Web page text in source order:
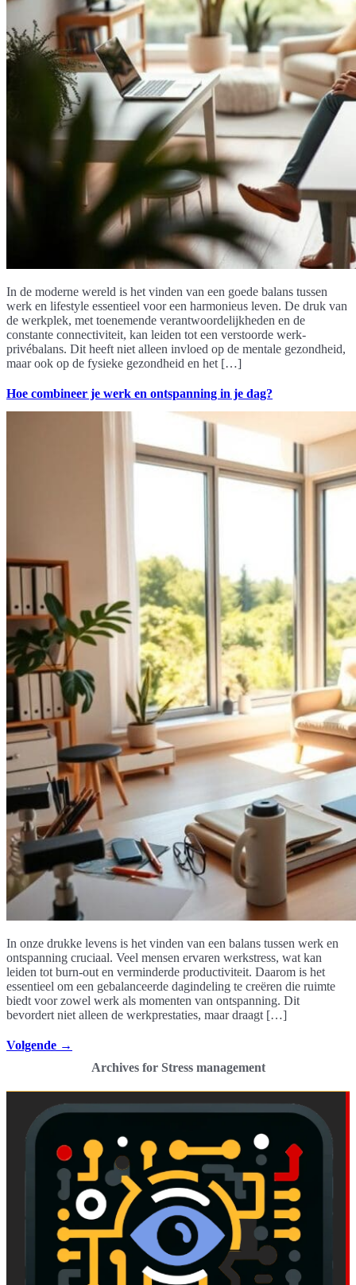
In de moderne wereld is het vinden van een goede balans tussen
werk en lifestyle essentieel voor een harmonieus leven. De druk van
de werkplek, met toenemende verantwoordelijkheden en de
constante connectiviteit, kan leiden tot een verstoorde werk-
privébalans. Dit heeft niet alleen invloed op de mentale gezondheid,
maar ook op de fysieke gezondheid en het […]
Hoe combineer je werk en ontspanning in je dag?
In onze drukke levens is het vinden van een balans tussen werk en
ontspanning cruciaal. Veel mensen ervaren werkstress, wat kan
leiden tot burn-out en verminderde productiviteit. Daarom is het
essentieel om een gebalanceerde dagindeling te creëren die ruimte
biedt voor zowel werk als momenten van ontspanning. Dit
bevordert niet alleen de werkprestaties, maar draagt […]
Volgende →
Archives for Stress management